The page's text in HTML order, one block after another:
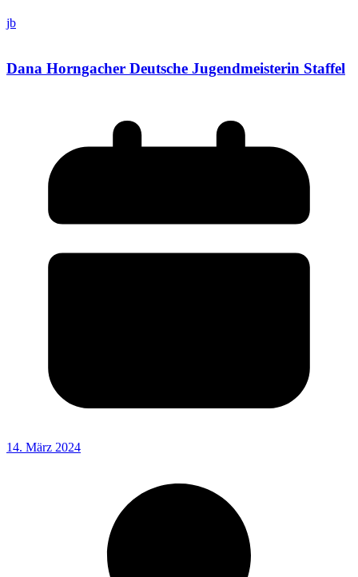
jb
Dana Horngacher Deutsche Jugendmeisterin Staffel
14. März 2024